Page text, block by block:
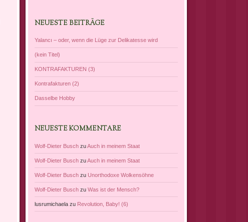
NEUESTE BEITRÄGE
Yalancı – oder, wenn die Lüge zur Delikatesse wird
(kein Titel)
KONTRAFAKTUREN (3)
Kontrafakturen (2)
Dasselbe Hobby
NEUESTE KOMMENTARE
Wolf-Dieter Busch zuAuch in meinem Staat
Wolf-Dieter Busch zuAuch in meinem Staat
Wolf-Dieter Busch zu Unorthodoxe Wolkensöhne
Wolf-Dieter Busch zuWas ist der Mensch?
lusrumichaela zu Revolution, Baby! (6)